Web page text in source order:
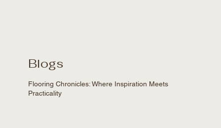
Blogs
Flooring Chronicles: Where Inspiration Meets
Practicality